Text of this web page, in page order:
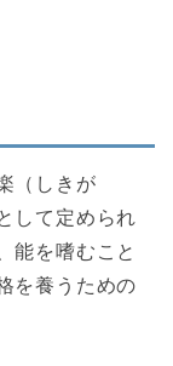
（しきが
して定められ
能を嗜むこと
を養うための